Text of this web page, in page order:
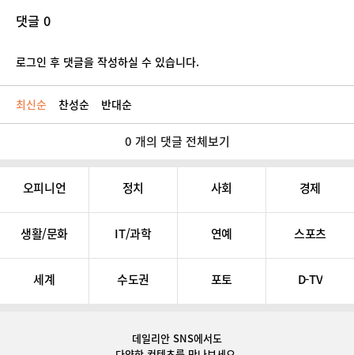
댓글 0
로그인 후 댓글을 작성하실 수 있습니다.
최신순 찬성순 반대순
0 개의 댓글 전체보기
오피니언 정치 사회 경제
생활/문화 IT/과학 연예 스포츠
세계 수도권 포토 D-TV
데일리안 SNS에서도